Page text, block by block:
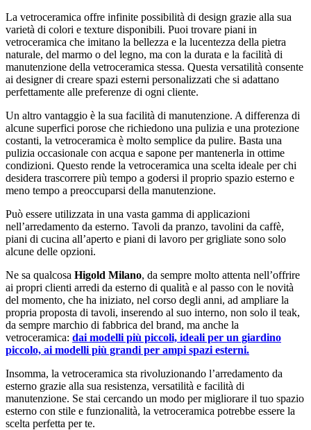
La vetroceramica offre infinite possibilità di design grazie alla sua
varietà di colori e texture disponibili. Puoi trovare piani in
vetroceramica che imitano la bellezza e la lucentezza della pietra
naturale, del marmo o del legno, ma con la durata e la facilità di
manutenzione della vetroceramica stessa. Questa versatilità consente
ai designer di creare spazi esterni personalizzati che si adattano
perfettamente alle preferenze di ogni cliente.
Un altro vantaggio è la sua facilità di manutenzione. A differenza di
alcune superfici porose che richiedono una pulizia e una protezione
costanti, la vetroceramica è molto semplice da pulire. Basta una
pulizia occasionale con acqua e sapone per mantenerla in ottime
condizioni. Questo rende la vetroceramica una scelta ideale per chi
desidera trascorrere più tempo a godersi il proprio spazio esterno e
meno tempo a preoccuparsi della manutenzione.
Può essere utilizzata in una vasta gamma di applicazioni
nell’arredamento da esterno. Tavoli da pranzo, tavolini da caffè,
piani di cucina all’aperto e piani di lavoro per grigliate sono solo
alcune delle opzioni.
Ne sa qualcosa Higold Milano, da sempre molto attenta nell’offrire
ai propri clienti arredi da esterno di qualità e al passo con le novità
del momento, che ha iniziato, nel corso degli anni, ad ampliare la
propria proposta di tavoli, inserendo al suo interno, non solo il teak,
da sempre marchio di fabbrica del brand, ma anche la
vetroceramica: dai modelli più piccoli, ideali per un giardino
piccolo, ai modelli più grandi per ampi spazi esterni.
Insomma, la vetroceramica sta rivoluzionando l’arredamento da
esterno grazie alla sua resistenza, versatilità e facilità di
manutenzione. Se stai cercando un modo per migliorare il tuo spazio
esterno con stile e funzionalità, la vetroceramica potrebbe essere la
scelta perfetta per te.